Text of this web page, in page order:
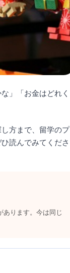
」「お金はどれく
方まで、留学のプ
読んでみてくださ
あります。今は同じ